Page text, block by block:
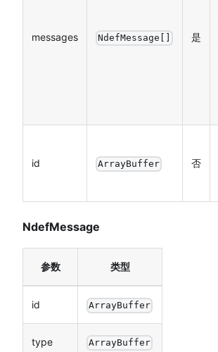
messages NdefMessage[] 是
id ArrayBuffer 否
NdefMessage
参数 类型
id ArrayBuffer
type ArrayBuffer